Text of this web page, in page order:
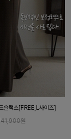
슬랙스[FREE,L사이즈]
41,900원